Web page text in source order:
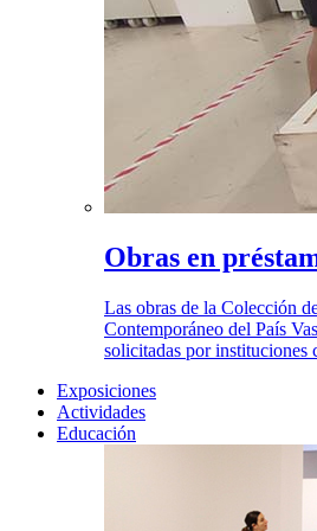
Obras en
Las obras de la Colección
Contemporáneo del País
solicitadas por instituciones
Exposiciones
Actividades
Educación